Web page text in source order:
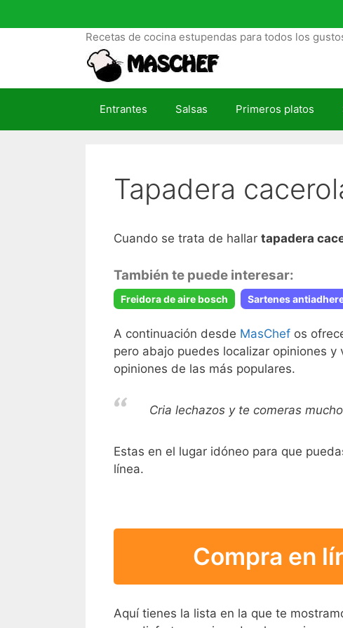
a
l
Recetas de cocina estupendas para todos los
Entrantes Salsas Primeros platos
Tapadera
Cuando se trata de hallar tapadera
También te puede interesar:
Freidora de aire bosch Sartenes
A continuación desde MasChef os
pero abajo puedes localizar opiniones
opiniones de las más populares.
Cria lechazos y te comeras
Estas en el lugar idóneo para que
línea.
Compra en
Aquí tienes la lista en la que te